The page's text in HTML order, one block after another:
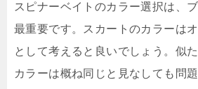
スピナーベイトのカラー選択は、
最重要です。スカートのカラーは
として考えると良いでしょう。似
カラーは概ね同じと見なしても問